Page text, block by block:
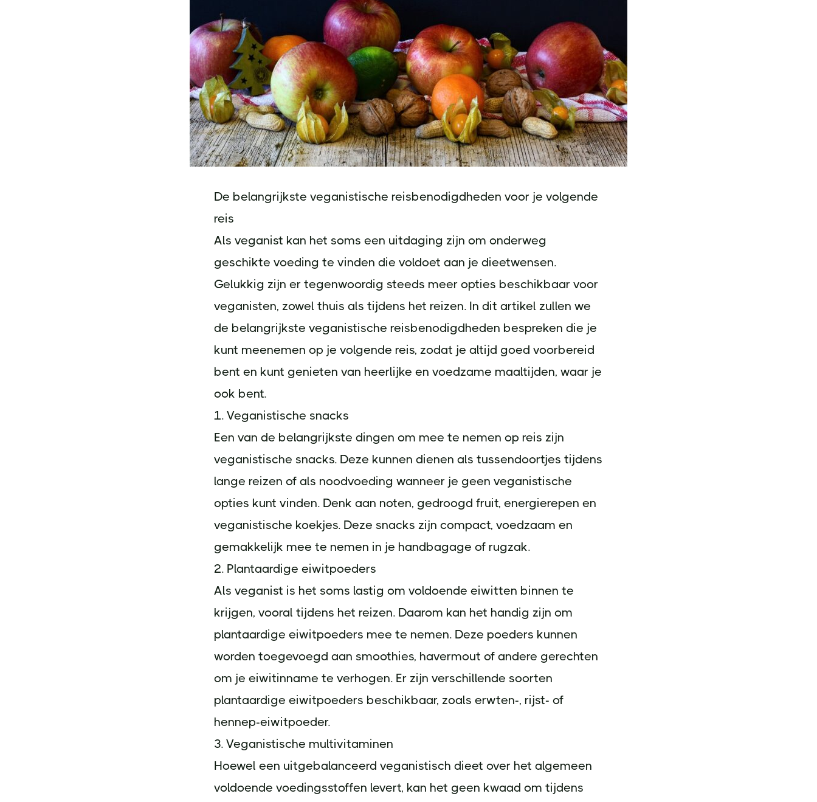
De belangrijkste veganistische reisbenodigdheden voor je volgende
reis
Als veganist kan het soms een uitdaging zijn om onderweg
geschikte voeding te vinden die voldoet aan je dieetwensen.
Gelukkig zijn er tegenwoordig steeds meer opties beschikbaar voor
veganisten, zowel thuis als tijdens het reizen. In dit artikel zullen we
de belangrijkste veganistische reisbenodigdheden bespreken die je
kunt meenemen op je volgende reis, zodat je altijd goed voorbereid
bent en kunt genieten van heerlijke en voedzame maaltijden, waar je
ook bent.
1. Veganistische snacks
Een van de belangrijkste dingen om mee te nemen op reis zijn
veganistische snacks. Deze kunnen dienen als tussendoortjes tijdens
lange reizen of als noodvoeding wanneer je geen veganistische
opties kunt vinden. Denk aan noten, gedroogd fruit, energierepen en
veganistische koekjes. Deze snacks zijn compact, voedzaam en
gemakkelijk mee te nemen in je handbagage of rugzak.
2. Plantaardige eiwitpoeders
Als veganist is het soms lastig om voldoende eiwitten binnen te
krijgen, vooral tijdens het reizen. Daarom kan het handig zijn om
plantaardige eiwitpoeders mee te nemen. Deze poeders kunnen
worden toegevoegd aan smoothies, havermout of andere gerechten
om je eiwitinname te verhogen. Er zijn verschillende soorten
plantaardige eiwitpoeders beschikbaar, zoals erwten-, rijst- of
hennep-eiwitpoeder.
3. Veganistische multivitaminen
Hoewel een uitgebalanceerd veganistisch dieet over het algemeen
voldoende voedingsstoffen levert, kan het geen kwaad om tijdens